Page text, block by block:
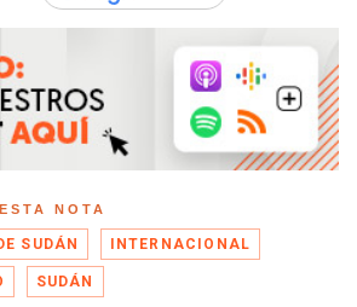
NOTA
SUDÁN INTERNACIONAL
SUDÁN